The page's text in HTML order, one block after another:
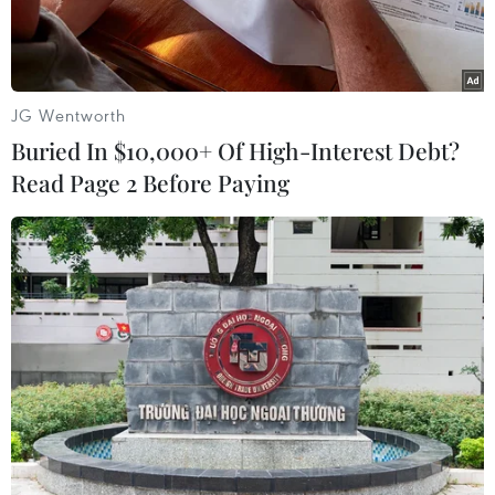
Ảnh minh họa. (Nguồn: TechCrunch)
Các nguồn tin giấu tên của Reuters cho biết
ByteDance đã tăng cường nỗ lực tách ứng dụng
truyền thông xã hội TikTok của mình khỏi phần
lớn các hoạt động tại Trung Quốc, trong bối
cảnh một cuộc điều tra an ninh quốc gia Mỹ về
JG Wentworth
Buried In $10,000+ Of High-Interest Debt?
Read Page 2 Before Paying